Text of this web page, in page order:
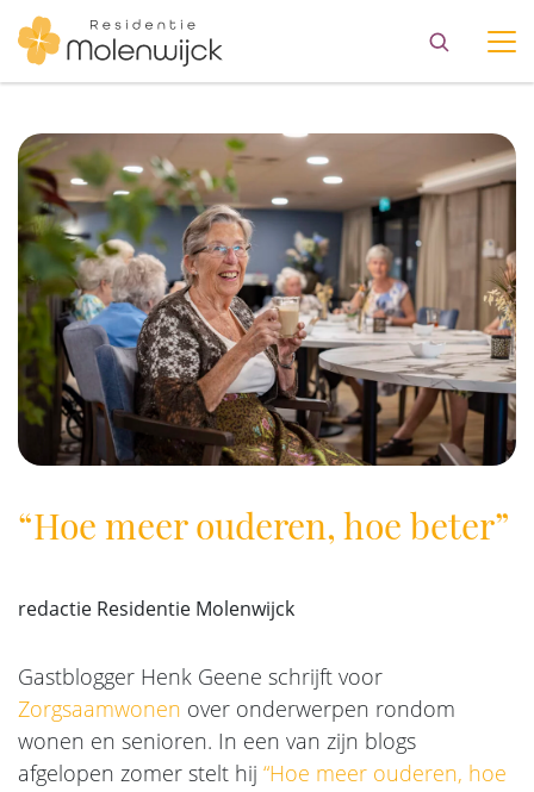
“Hoe meer ouderen, hoe beter”
redactie Residentie Molenwijck
Gastblogger Henk Geene schrijft voor
Zorgsaamwonen over onderwerpen rondom
wonen en senioren. In een van zijn blogs
afgelopen zomer stelt hij “Hoe meer ouderen, hoe